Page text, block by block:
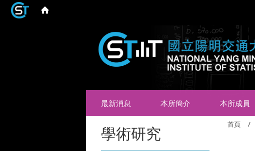
最新消息 本所簡介 本所成員
學術研究 首頁